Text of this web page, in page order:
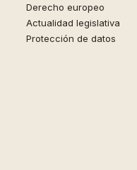
Derecho europeo
Actualidad legislativa
Protección de datos